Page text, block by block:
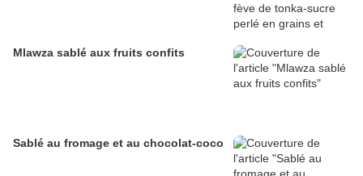
Mlawza sablé aux fruits confits
Sablé au fromage et au chocolat-coco